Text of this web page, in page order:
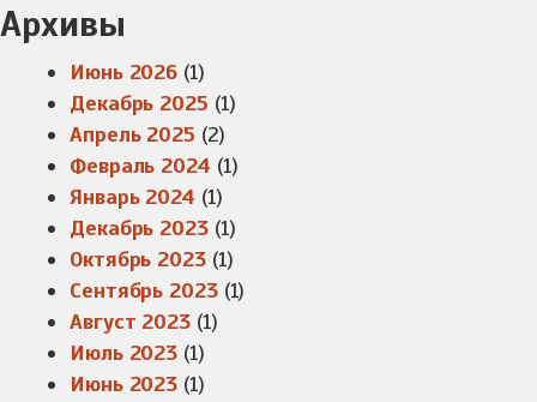
Архивы
Июнь 2026 (1)
Декабрь 2025 (1)
Апрель 2025 (2)
Февраль 2024 (1)
Январь 2024 (1)
Декабрь 2023(1)
Октябрь 2023(1)
Сентябрь 2023(1)
Август 2023(1)
Июль 2023 (1)
Июнь 2023 (1)